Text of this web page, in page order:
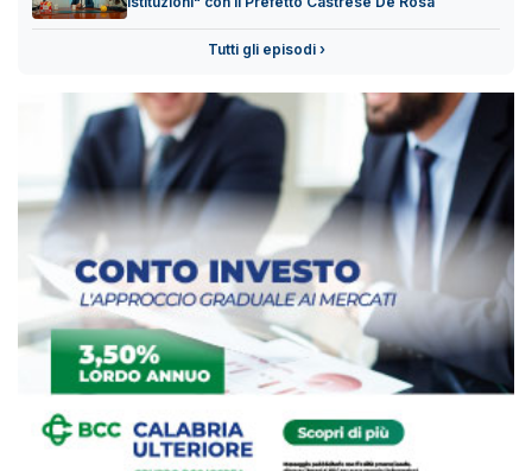
Tutti gli episodi ›